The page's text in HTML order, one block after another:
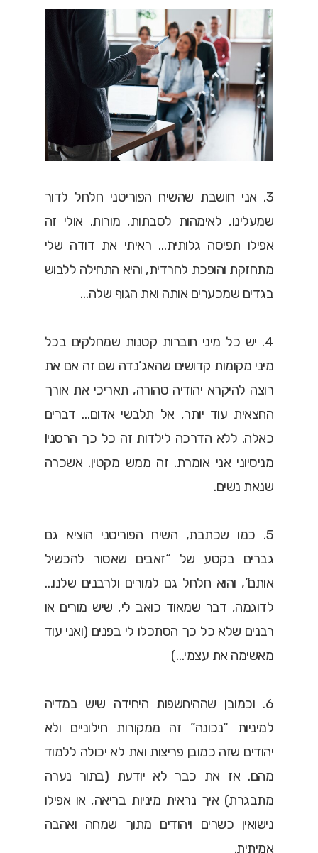
3. אני חושבת שהשיח הפוריטני חלחל לדור
שמעלינו, לאימהות לסבתות, מורות. אולי זה
אפילו תפיסה גלותית… ראיתי את דודה שלי
מתחזקת והופכת לחרדית, והיא התחילה ללבוש
בגדים שמכערים אותה ואת הגוף שלה…
4. יש כל מיני חוברות קטנות שמחלקים בכל
מיני מקומות קדושים שהאג’נדה שם זה אם את
רוצה להיקרא יהודיה טהורה, תאריכי את אורך
החצאית עוד יותר, אל תלבשי אדום… דברים
כאלה. ללא הדרכה לילדות זה כל כך הרסני!
מניסיוני אני אומרת. זה ממש מקטין. אשכרה
שנאת נשים.
5. כמו שכתבת, השיח הפוריטני הוציא גם
גברים בקטע של “זאבים שאסור להכשיל
אותם”, והוא חלחל גם למורים ולרבנים שלנו…
לדוגמה, דבר שמאוד כואב לי, שיש מורים או
רבנים שלא כל כך הסתכלו לי בפנים (ואני עוד
מאשימה את עצמי…)
6. וכמובן שההיחשפות היחידה שיש במדיה
למיניות “נכונה” זה ממקורות חילוניים ולא
יהודים שזה כמובן פריצות ואת לא יכולה ללמוד
מהם. אז את כבר לא יודעת (בתור נערה
מתבגרת) איך נראית מיניות בריאה, או אפילו
נישואין כשרים ויהודים מתוך שמחה ואהבה
אמיתית.